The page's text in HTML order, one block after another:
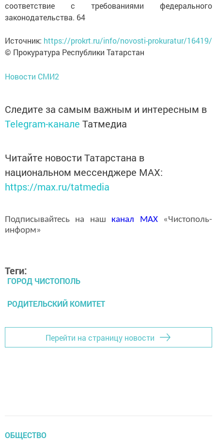
соответствие с требованиями федерального
законодательства. 64
Источник: https://prokrt.ru/info/novosti-prokuratur/16419/
© Прокуратура Республики Татарстан
Новости СМИ2
Следите за самым важным и интересным в
Telegram-канале Татмедиа
Читайте новости Татарстана в
национальном мессенджере MАХ:
https://max.ru/tatmedia
Подписывайтесь на наш канал MAX«Чистополь-
информ»
Теги:
ГОРОД ЧИСТОПОЛЬ
РОДИТЕЛЬСКИЙ КОМИТЕТ
Перейти на страницу новости
ОБЩЕСТВО